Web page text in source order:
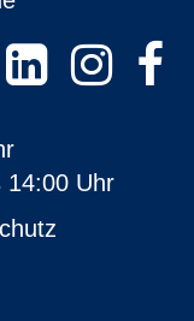
14:00 Uhr